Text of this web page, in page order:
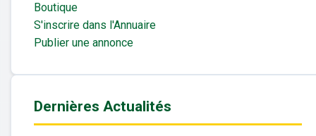
Boutique
S'inscrire dans l'Annuaire
Publier une annonce
Dernières Actualités